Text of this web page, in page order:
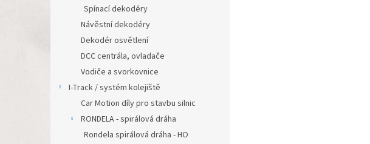
Spínací dekodéry
Návěstní dekodéry
Dekodér osvětlení
DCC centrála, ovladače
Vodiče a svorkovnice
I-Track / systém kolejiště
Car Motion díly pro stavbu silnic
RONDELA - spirálová dráha
Rondela spirálová dráha - HO